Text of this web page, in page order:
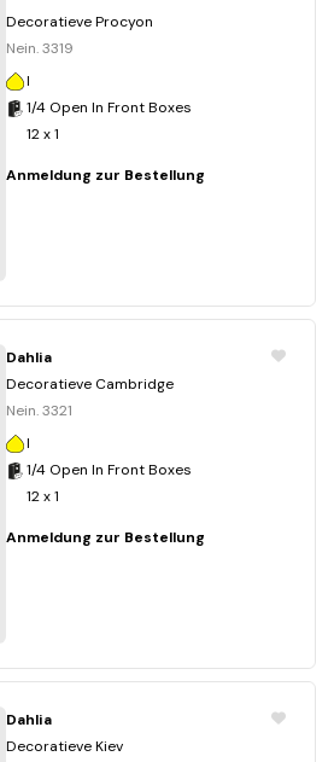
Decoratieve Procyon
Nein. 3319
I
1/4 Open In Front Boxes
12 x 1
Anmeldung zur Bestellung
Dahlia
Decoratieve Cambridge
Nein. 3321
I
1/4 Open In Front Boxes
12 x 1
Anmeldung zur Bestellung
Dahlia
Decoratieve Kiev